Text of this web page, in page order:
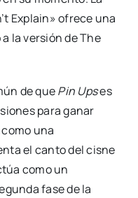
Explain» ofrece una
la versión de The
de quePin Upses
para ganar
una
el canto del cisne
como un
fase de la